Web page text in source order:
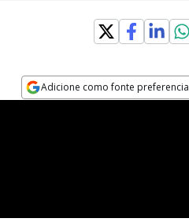
Adicione como fonte